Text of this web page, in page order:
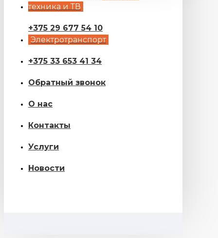
техника и ТВ
+375 29 677 54 10
Электротранспорт
+375 33 653 41 34
Обратный звонок
О нас
Контакты
Услуги
Новости